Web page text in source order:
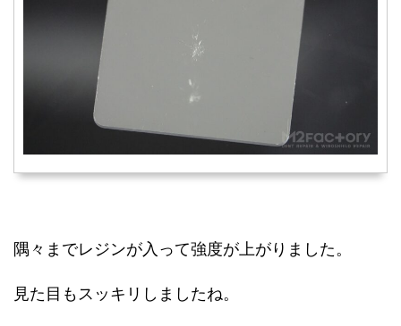
隅々までレジンが入って強度が上がりました。
見た目もスッキリしましたね。